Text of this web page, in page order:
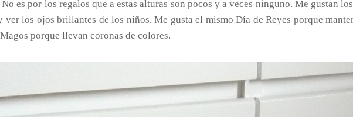
es por los regalos que a estas alturas son pocos y a veces ninguno. Me gustan
ver los ojos brillantes de los niños. Me gusta el mismo Día de Reyes porque
porque llevan coronas de colores.